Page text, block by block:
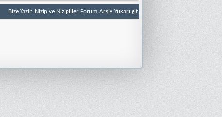
Bize Yazin Nizip ve Nizipliler Forum Arşiv Yukarı git